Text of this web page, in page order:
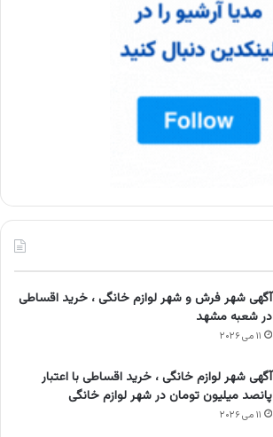
آگهی شهر فرش و شهر لوازم خانگی ، خرید اقساطی
در شعبه مشهد
۱۱ می ۲۰۲۶
آگهی شهر لوازم خانگی ، خرید اقساطی با اعتبار
پانصد میلیون تومان در شهر لوازم خانگی
۱۱ می ۲۰۲۶